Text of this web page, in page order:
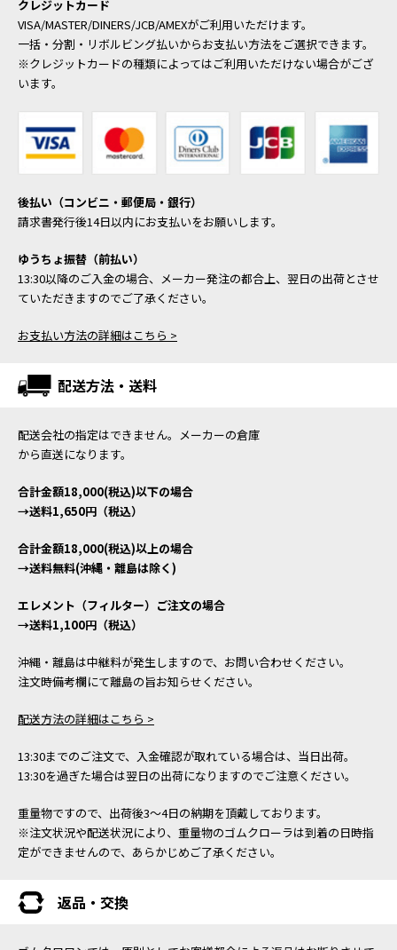
クレジットカード
VISA/MASTER/DINERS/JCB/AMEXがご利用いただけます。
一括・分割・リボルビング払いからお支払い方法をご選択できます。
※クレジットカードの種類によってはご利用いただけない場合がござ
います。
後払い（コンビニ・郵便局・銀行）
請求書発行後14日以内にお支払いをお願いします。
ゆうちょ振替（前払い）
13:30以降のご入金の場合、メーカー発注の都合上、翌日の出荷とさせ
ていただきますのでご了承ください。
お支払い方法の詳細はこちら >
配送方法・送料
配送会社の指定はできません。メーカーの倉庫
から直送になります。
合計金額18,000(税込)以下の場合
→送料1,650円（税込）
合計金額18,000(税込)以上の場合
→送料無料(沖縄・離島は除く)
エレメント（フィルター）ご注文の場合
→送料1,100円（税込）
沖縄・離島は中継料が発生しますので、お問い合わせください。
注文時備考欄にて離島の旨お知らせください。
配送方法の詳細はこちら >
13:30までのご注文で、入金確認が取れている場合は、当日出荷。
13:30を過ぎた場合は翌日の出荷になりますのでご注意ください。
重量物ですので、出荷後3～4日の納期を頂戴しております。
※注文状況や配送状況により、重量物のゴムクローラは到着の日時指
定ができませんので、あらかじめご了承ください。
返品・交換